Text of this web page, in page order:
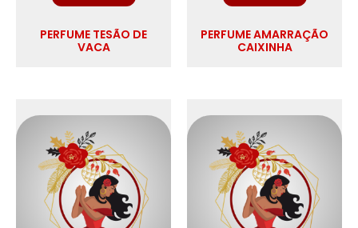
PERFUME TESÃO DE
VACA
PERFUME AMARRAÇÃO
CAIXINHA